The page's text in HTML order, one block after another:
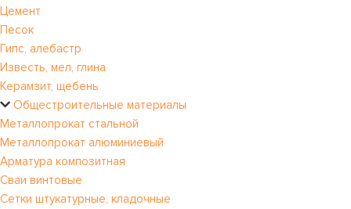
Цемент
Песок
Гипс, алебастр
Известь, мел, глина
Керамзит, щебень
Общестроительные материалы
Металлопрокат стальной
Металлопрокат алюминиевый
Арматура композитная
Сваи винтовые
Сетки штукатурные, кладочные